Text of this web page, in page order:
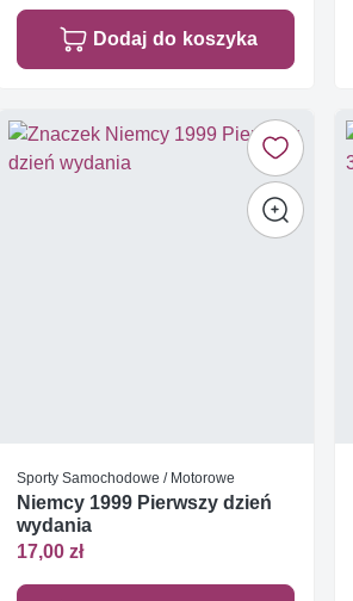
Dodaj do koszyka
Sporty Samochodowe / Motorowe
Niemcy 1999 Pierwszy dzień
wydania
17,00 zł